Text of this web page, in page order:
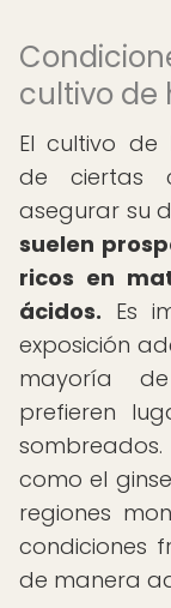
cultivo de
El cultivo de
de ciertas
asegurar su
suelen
ricos en
ácidos. Es
exposición
mayoría
prefieren
como el
regiones
condiciones
de manera